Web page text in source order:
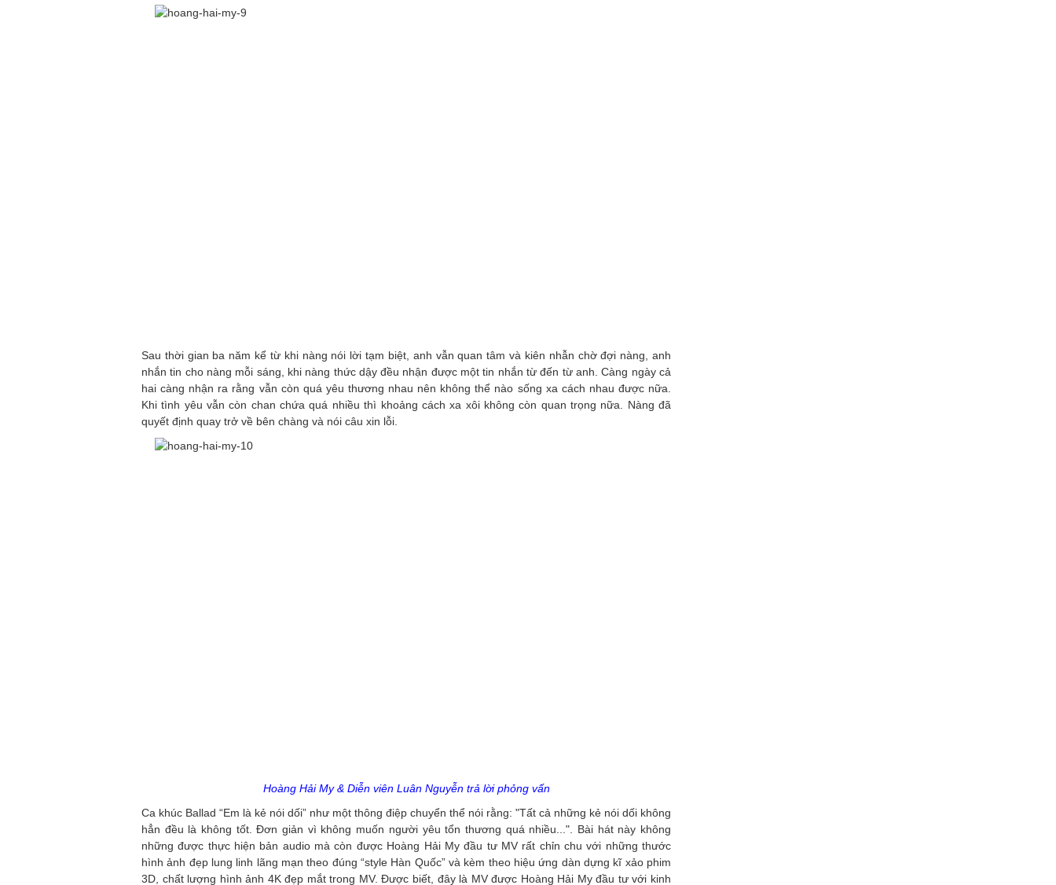
Sau thời gian ba năm kể từ khi nàng nói lời tạm biệt, anh vẫn quan tâm và kiên nhẫn chờ đợi nàng, anh
nhắn tin cho nàng mỗi sáng, khi nàng thức dậy đều nhận được một tin nhắn từ đến từ anh. Càng ngày cả
hai càng nhận ra rằng vẫn còn quá yêu thương nhau nên không thể nào sống xa cách nhau được nữa.
Khi tình yêu vẫn còn chan chứa quá nhiều thì khoảng cách xa xôi không còn quan trọng nữa. Nàng đã
quyết định quay trở về bên chàng và nói câu xin lỗi.
Hoàng Hải My & Diễn viên Luân Nguyễn trả lời phỏng vấn
Ca khúc Ballad “Em là kẻ nói dối” như một thông điệp chuyển thể nói rằng: "Tất cả những kẻ nói dối không
hẳn đều là không tốt. Đơn giản vì không muốn người yêu tổn thương quá nhiều...". Bài hát này không
những được thực hiện bản audio mà còn được Hoàng Hải My đầu tư MV rất chỉn chu với những thước
hình ảnh đẹp lung linh lãng mạn theo đúng “style Hàn Quốc” và kèm theo hiệu ứng dàn dựng kĩ xảo phim
3D, chất lượng hình ảnh 4K đẹp mắt trong MV. Được biết, đây là MV được Hoàng Hải My đầu tư với kinh